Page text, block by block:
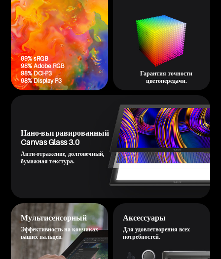
99% sRGB
98% Adobe RGB
98% DCI-P3
98% Display P3
Гарантия точности
цветопередачи.
Нано-выгравированный
Canvas Glass 3.0
​Анти-отражение, долговечный,
бумажная текстура.
Мультисенсорный
Эффективность на кончиках
ваших пальцев.
Аксессуары
Для удовлетворения всех
потребностей.